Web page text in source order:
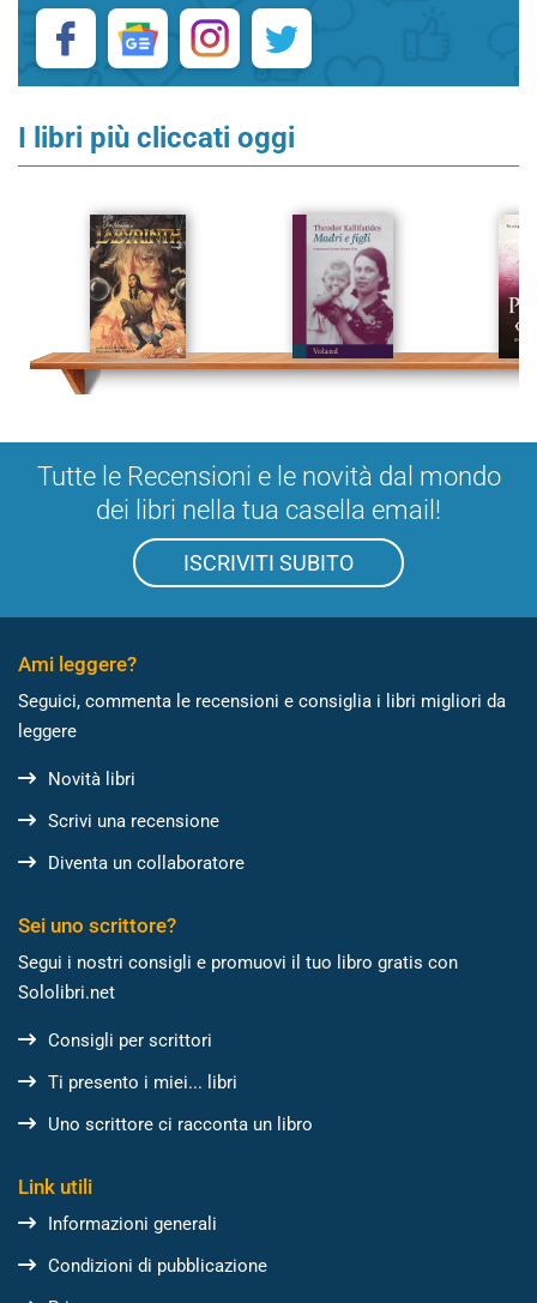
I libri più cliccati oggi
Tutte le Recensioni e le novità dal mondo
dei libri nella tua casella email!
ISCRIVITI SUBITO
Ami leggere?
Seguici, commenta le recensioni e consiglia i libri migliori da
leggere
Novità libri
Scrivi una recensione
Diventa un collaboratore
Sei uno scrittore?
Segui i nostri consigli e promuovi il tuo libro gratis con
Sololibri.net
Consigli per scrittori
Ti presento i miei... libri
Uno scrittore ci racconta un libro
Link utili
Informazioni generali
Condizioni di pubblicazione